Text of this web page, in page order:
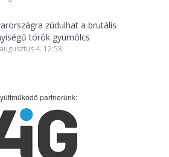
zúdulhat a brutális
török gyümölcs
4. 12:58
partnerünk: